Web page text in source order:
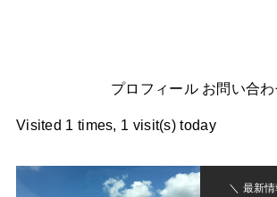
プロフィール お問い合
Visited 1 times, 1 visit(s) today
＼ 最新